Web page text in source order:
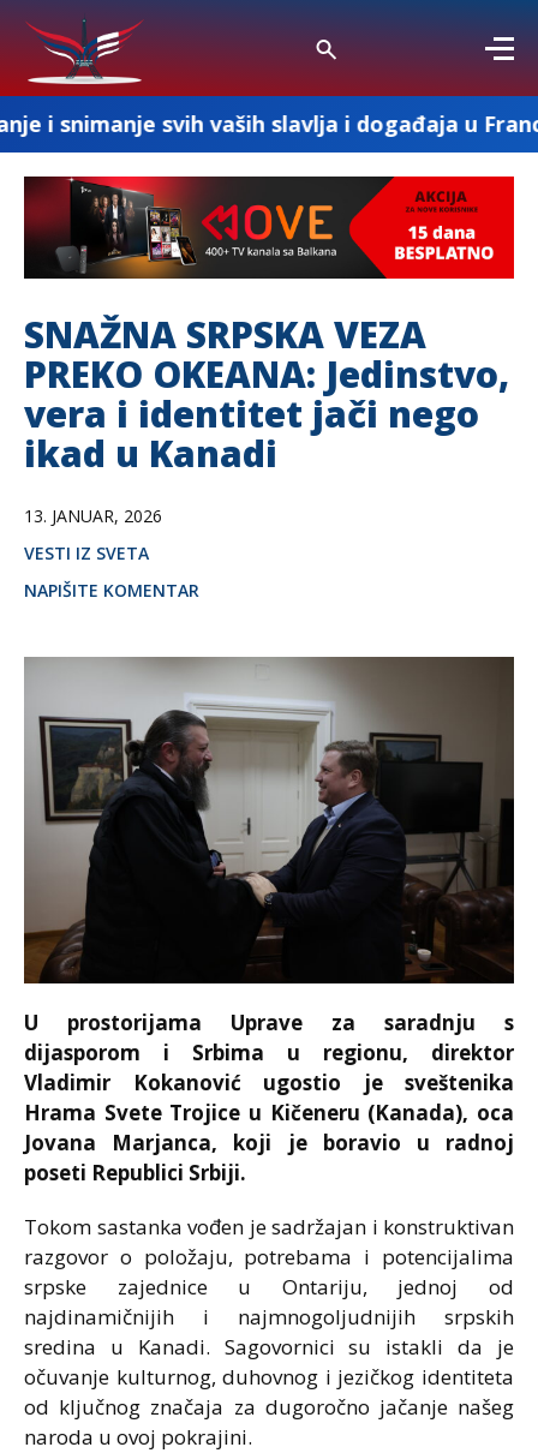
vaših slavlja i događaja u Francuskoj
SNAŽNA SRPSKA VEZA
PREKO OKEANA: Jedinstvo,
vera i identitet jači nego
ikad u Kanadi
13. JANUAR, 2026
VESTI IZ SVETA
NAPIŠITE KOMENTAR
U prostorijama Uprave za saradnju s
dijasporom i Srbima u regionu, direktor
Vladimir Kokanović ugostio je sveštenika
Hrama Svete Trojice u Kičeneru (Kanada), oca
Jovana Marjanca, koji je boravio u radnoj
poseti Republici Srbiji.
Tokom sastanka vođen je sadržajan i konstruktivan
razgovor o položaju, potrebama i potencijalima
srpske zajednice u Ontariju, jednoj od
najdinamičnijih i najmnogoljudnijih srpskih
sredina u Kanadi. Sagovornici su istakli da je
očuvanje kulturnog, duhovnog i jezičkog identiteta
od ključnog značaja za dugoročno jačanje našeg
naroda u ovoj pokrajini.